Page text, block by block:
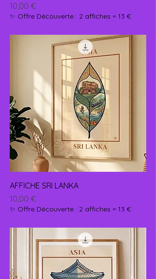
Prix
10,00 €
✨ Offre Découverte : 2 affiches = 13 €
AFFICHE SRI LANKA
Prix
10,00 €
✨ Offre Découverte : 2 affiches = 13 €